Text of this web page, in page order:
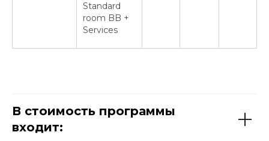
Standard
room BB +
Services
В стоимость программы
входит: